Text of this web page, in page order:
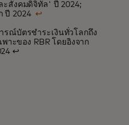
ะสังคมดิจิทัล' ปี 2024;
ปี 2024↩
รณ์บัตรชำระเงินทั่วโลกถึง
าะของ RBR โดยอิงจาก
↩